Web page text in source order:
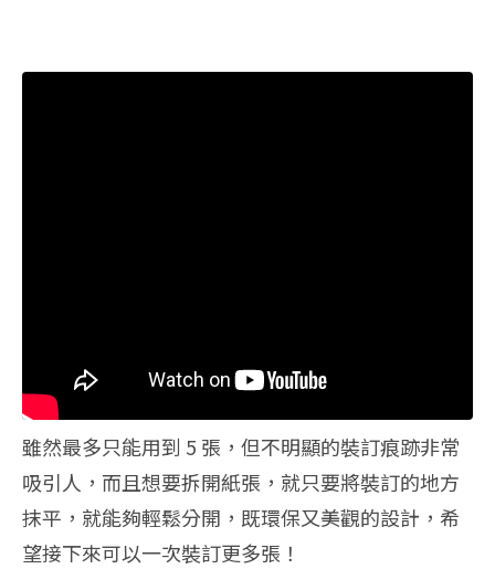
雖然最多只能用到 5 張，但不明顯的裝訂痕跡非常
吸引人，而且想要拆開紙張，就只要將裝訂的地方
抹平，就能夠輕鬆分開，既環保又美觀的設計，希
望接下來可以一次裝訂更多張！